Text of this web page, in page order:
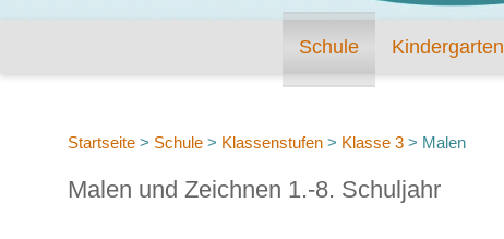
Schule Kindergarten
Startseite > Schule > Klassenstufen > Klasse 3 > Malen
Malen und Zeichnen 1.-8. Schuljahr